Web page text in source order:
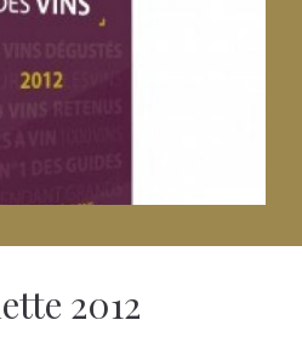
2012